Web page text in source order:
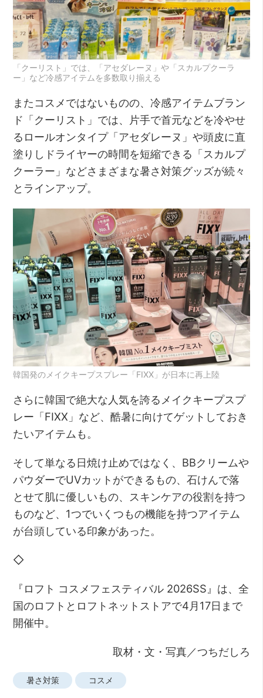
「クーリスト」では、「アセダレーヌ」や「スカルプクーラ
ー」など冷感アイテムを多数取り揃える
またコスメではないものの、冷感アイテムブラン
ド「クーリスト」では、片手で首元などを冷やせ
るロールオンタイプ「アセダレーヌ」や頭皮に直
塗りしドライヤーの時間を短縮できる「スカルプ
クーラー」などさまざまな暑さ対策グッズが続々
とラインアップ。
韓国発のメイクキープスプレー「FIXX」が日本に再上陸
さらに韓国で絶大な人気を誇るメイクキープスプ
レー「FIXX」など、酷暑に向けてゲットしておき
たいアイテムも。
そして単なる日焼け止めではなく、BBクリームや
パウダーでUVカットができるもの、石けんで落
とせて肌に優しいもの、スキンケアの役割を持つ
ものなど、1つでいくつもの機能を持つアイテム
が台頭している印象があった。
◇
『ロフト コスメフェスティバル 2026SS』は、全
国のロフトとロフトネットストアで4月17日まで
開催中。
取材・文・写真／つちだしろ
暑さ対策 コスメ